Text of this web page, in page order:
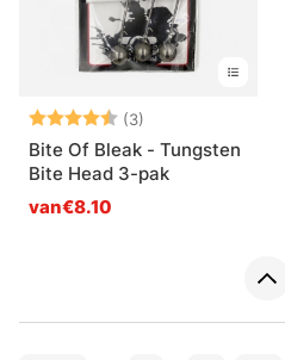
Beoordeling:
(3)
Bite Of Bleak - Tungsten
Bite Head 3-pak
van€8.10